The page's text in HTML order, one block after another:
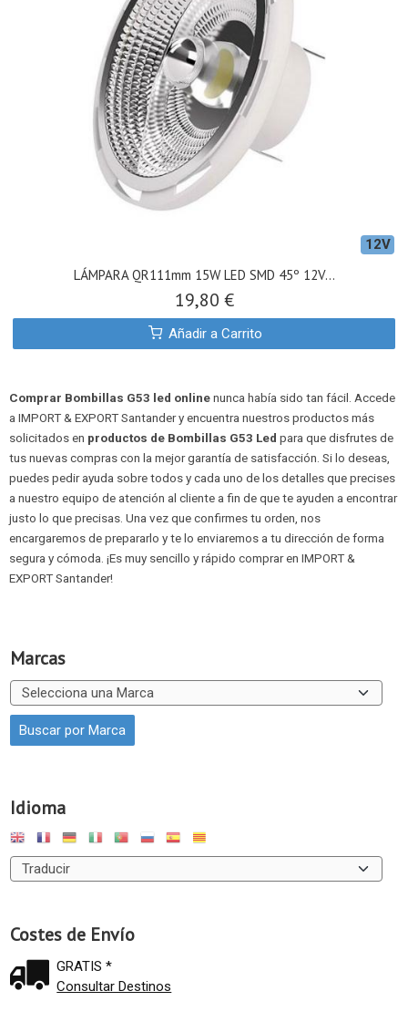
Marcas
Idioma
Costes de Envío
GRATIS *
Consultar Destinos
12V
LÁMPARA QR111mm 15W LED SMD 45º 12V...
19,80 €
Añadir a Carrito
Comprar Bombillas G53 led onlinenunca había sido tan fácil. Accede
a IMPORT & EXPORT Santander y encuentra nuestros productos más
solicitados en productos de Bombillas G53 Led para que disfrutes de
tus nuevas compras con la mejor garantía de satisfacción. Si lo deseas,
puedes pedir ayuda sobre todos y cada uno de los detalles que precises
a nuestro equipo de atención al cliente a fin de que te ayuden a encontrar
justo lo que precisas. Una vez que confirmes tu orden, nos
encargaremos de prepararlo y te lo enviaremos a tu dirección de forma
segura y cómoda. ¡Es muy sencillo y rápido comprar en IMPORT &
EXPORT Santander!